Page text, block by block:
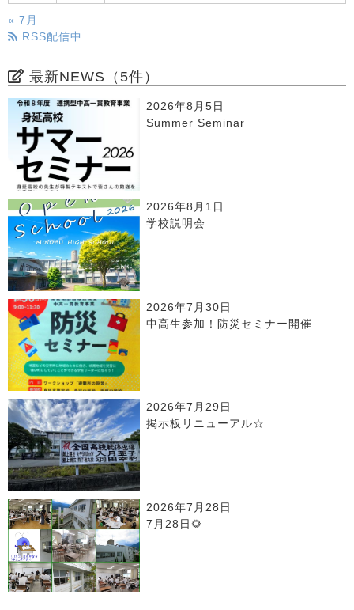
« 7月
RSS配信中
最新NEWS（5件）
2026年8月5日
Summer Seminar
2026年8月1日
学校説明会
2026年7月30日
中高生参加！防災セミナー開催
2026年7月29日
掲示板リニューアル☆
2026年7月28日
7月28日🌻